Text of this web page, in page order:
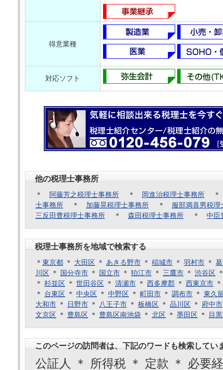
得意業種
対応ソフト
他の税理士事務所
＊ 阿藤芳之税理士事務所 ＊ 岡進治税理士事務所
士事務所 ＊ 加藤晃税理士事務所 ＊ 服部満喜男税理
三反田豊税理士事務所 ＊ 森田税理士事務所 ＊ 中臣
税理士事務所を地域で検索する
＊ 東京都 ＊ 大田区 ＊ あきる野市 ＊ 稲城市 ＊ 羽村市 ＊
川区 ＊ 国分寺市 ＊ 国立市 ＊ 狛江市 ＊ 三鷹市 ＊ 渋谷区
＊ 杉並区 ＊ 世田谷区 ＊ 清瀬市 ＊ 西多摩郡 ＊ 西東京市
＊ 台東区 ＊ 中央区 ＊ 中野区 ＊ 町田市 ＊ 調布市 ＊ 東久
大和市 ＊ 日野市 ＊ 八王子市 ＊ 板橋区 ＊ 品川区 ＊ 府中市
文京区 ＊ 豊島区 ＊ 豊島区南池袋 ＊ 北区 ＊ 墨田区 ＊ 目
このページの訪問者は、下記のワードも検索してい
公証人 ＊ 所得税 ＊ 定款 ＊ 必要